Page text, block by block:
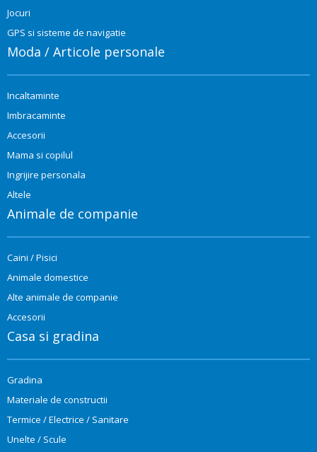
Jocuri
GPS si sisteme de navigatie
Moda / Articole personale
Incaltaminte
Imbracaminte
Accesorii
Mama si copilul
Ingrijire personala
Altele
Animale de companie
Caini / Pisici
Animale domestice
Alte animale de companie
Accesorii
Casa si gradina
Gradina
Materiale de constructii
Termice / Electrice / Sanitare
Unelte / Scule